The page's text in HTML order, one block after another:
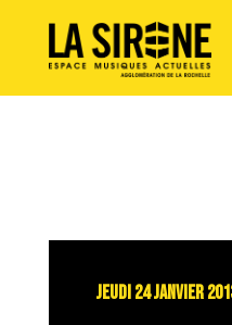
JEUDI 24 JANVIER